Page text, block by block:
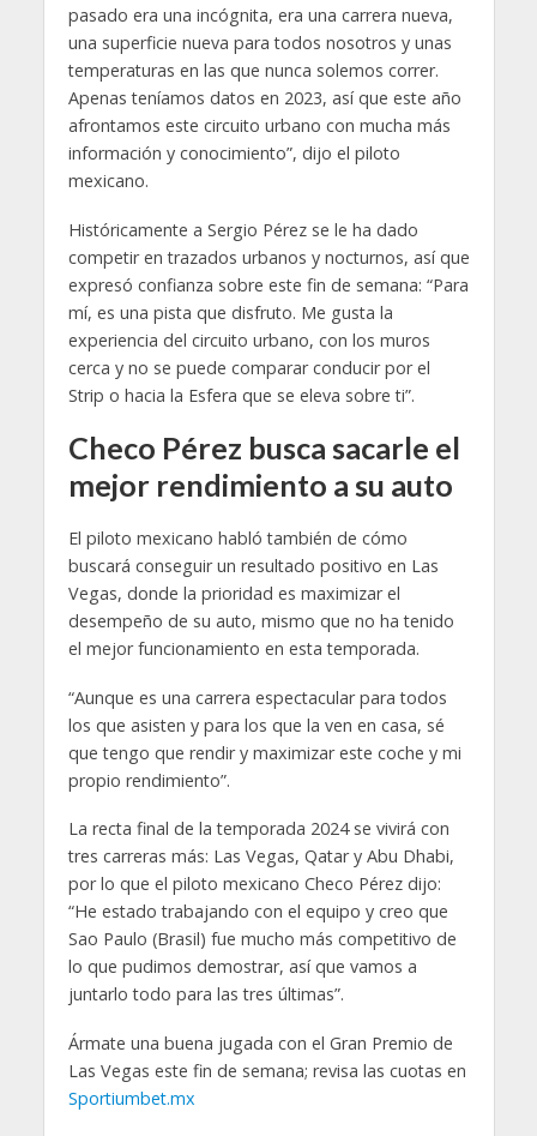
pasado era una incógnita, era una carrera nueva,
una superficie nueva para todos nosotros y unas
temperaturas en las que nunca solemos correr.
Apenas teníamos datos en 2023, así que este año
afrontamos este circuito urbano con mucha más
información y conocimiento”, dijo el piloto
mexicano.
Históricamente a Sergio Pérez se le ha dado
competir en trazados urbanos y nocturnos, así que
expresó confianza sobre este fin de semana: “Para
mí, es una pista que disfruto. Me gusta la
experiencia del circuito urbano, con los muros
cerca y no se puede comparar conducir por el
Strip o hacia la Esfera que se eleva sobre ti”.
Checo Pérez busca sacarle el
mejor rendimiento a su auto
El piloto mexicano habló también de cómo
buscará conseguir un resultado positivo en Las
Vegas, donde la prioridad es maximizar el
desempeño de su auto, mismo que no ha tenido
el mejor funcionamiento en esta temporada.
“Aunque es una carrera espectacular para todos
los que asisten y para los que la ven en casa, sé
que tengo que rendir y maximizar este coche y mi
propio rendimiento”.
La recta final de la temporada 2024 se vivirá con
tres carreras más: Las Vegas, Qatar y Abu Dhabi,
por lo que el piloto mexicano Checo Pérez dijo:
“He estado trabajando con el equipo y creo que
Sao Paulo (Brasil) fue mucho más competitivo de
lo que pudimos demostrar, así que vamos a
juntarlo todo para las tres últimas”.
Ármate una buena jugada con el Gran Premio de
Las Vegas este fin de semana; revisa las cuotas en
Sportiumbet.mx